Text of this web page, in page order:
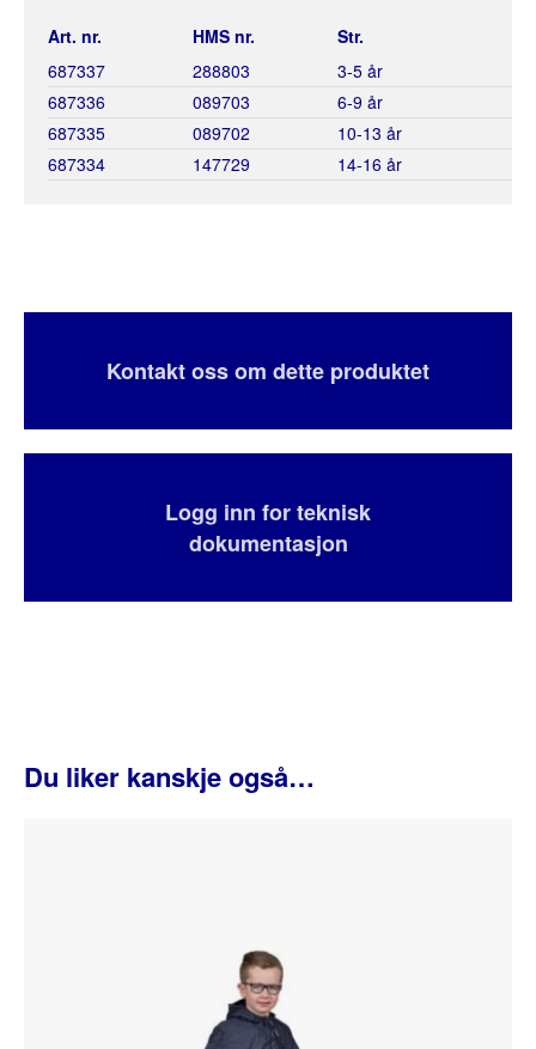
Art. nr. HMS nr.
Str.
687337
288803
3-5 år
687336
089703
6-9 år
687335
089702
10-13 år
687334
147729 14-16 år
Kontakt oss om dette produktet
Logg inn for teknisk
dokumentasjon
Du liker kanskje også…